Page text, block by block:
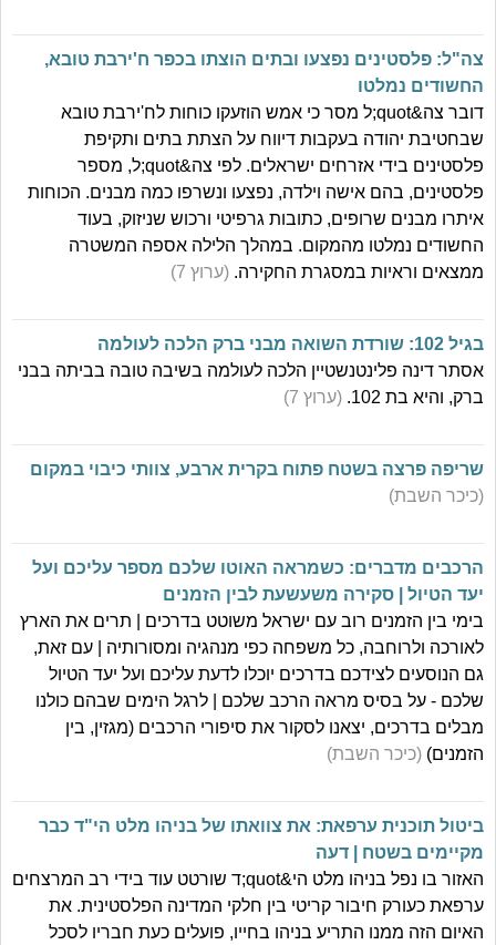
צה"ל: פלסטינים נפצעו ובתים הוצתו בכפר ח'ירבת טובא,
החשודים נמלטו
דובר צה&quot;ל מסר כי אמש הוזעקו כוחות לח'ירבת טובא
שבחטיבת יהודה בעקבות דיווח על הצתת בתים ותקיפת
פלסטינים בידי אזרחים ישראלים. לפי צה&quot;ל, מספר
פלסטינים, בהם אישה וילדה, נפצעו ונשרפו כמה מבנים. הכוחות
איתרו מבנים שרופים, כתובות גרפיטי ורכוש שניזוק, בעוד
החשודים נמלטו מהמקום. במהלך הלילה אספה המשטרה
ממצאים וראיות במסגרת החקירה. (ערוץ 7)
בגיל 102: שורדת השואה מבני ברק הלכה לעולמה
אסתר דינה פלינטנשטיין הלכה לעולמה בשיבה טובה בביתה בבני
ברק, והיא בת 102.
(ערוץ 7)
שריפה פרצה בשטח פתוח בקרית ארבע, צוותי כיבוי במקום
(כיכר השבת)
הרכבים מדברים: כשמראה האוטו שלכם מספר עליכם ועל
יעד הטיול | סקירה משעשעת לבין הזמנים
בימי בין הזמנים רוב עם ישראל משוטט בדרכים | תרים את הארץ
לאורכה ולרוחבה, כל משפחה כפי מנהגיה ומסורותיה | עם זאת,
גם הנוסעים לצידכם בדרכים יוכלו לדעת עליכם ועל יעד הטיול
שלכם - על בסיס מראה הרכב שלכם | לרגל הימים שבהם כולנו
מבלים בדרכים, יצאנו לסקור את סיפורי הרכבים (מגזין, בין
הזמנים) (כיכר השבת)
ביטול תוכנית ערפאת: את צוואתו של בניהו מלט הי"ד כבר
מקיימים בשטח | דעה
האזור בו נפל בניהו מלט הי&quot;ד שורטט עוד בידי רב המרצחים
ערפאת כעורק חיבור קריטי בין חלקי המדינה הפלסטינית. את
האיום הזה ממנו התריע בניהו בחייו, פועלים כעת חבריו לסכל